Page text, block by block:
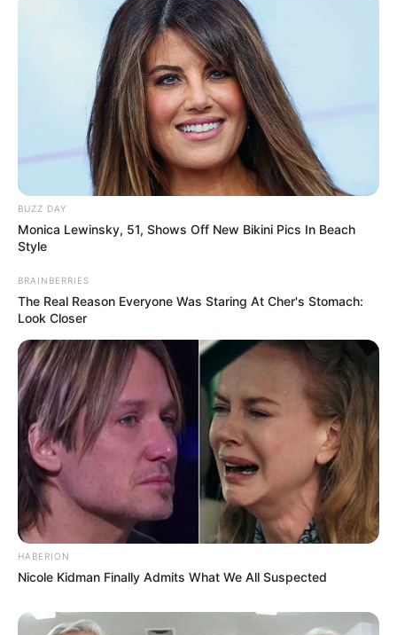
BUZZ DAY
Monica Lewinsky, 51, Shows Off New Bikini Pics In Beach
Style
BRAINBERRIES
The Real Reason Everyone Was Staring At Cher's Stomach:
Look Closer
HABERION
Nicole Kidman Finally Admits What We All Suspected